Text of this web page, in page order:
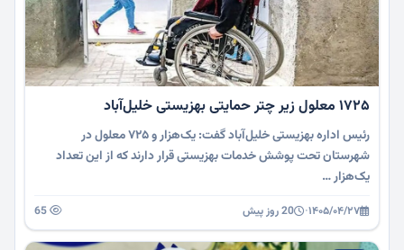
۱۷۲۵ معلول زیر چتر حمایتی بهزیستی خلیل‌آباد
رئیس اداره بهزیستی خلیل‌آباد گفت: یک‌هزار و ۷۲۵ معلول در
شهرستان تحت پوشش خدمات بهزیستی قرار دارند که از این تعداد
یک‌هزار …
۱۴۰۵/۰۴/۲۷· 20 روز پیش